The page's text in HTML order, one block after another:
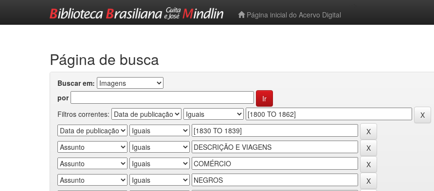
Página inicial do Acervo Digital
Página de busca
Buscar em:
por
Filtros correntes: